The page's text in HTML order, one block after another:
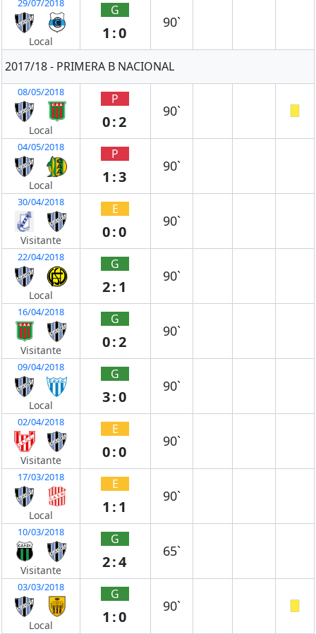
Local
G
1:0
90`
2017/18 - PRIMERA B NACIONAL
08/05/2018
Local
P
0:2
90`
04/05/2018
Local
P
1:3
90`
30/04/2018
Visitante
E
0:0
90`
22/04/2018
Local
G
2:1
90`
16/04/2018
Visitante
G
0:2
90`
09/04/2018
Local
G
3:0
90`
02/04/2018
Visitante
E
0:0
90`
17/03/2018
Local
E
1:1
90`
10/03/2018
Visitante
G
2:4
65`
03/03/2018
Local
G
1:0
90`